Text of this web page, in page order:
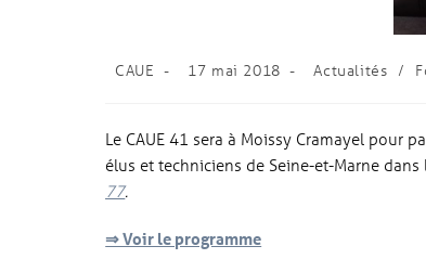
CAUE 17 mai 2018 Actualités /
Le CAUE 41 sera à Moissy Cramayel pour
élus et techniciens de Seine-et-Marne
77.
⇒ Voir le programme